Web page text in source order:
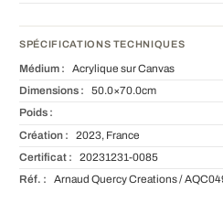
SPÉCIFICATIONS TECHNIQUES
Médium : Acrylique sur Canvas
Dimensions : 50.0×70.0cm
Poids :
Création : 2023, France
Certificat : 20231231-0085
Réf. : Arnaud Quercy Creations /